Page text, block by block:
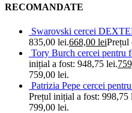
RECOMANDATE
Swarovski cercei
835,00 lei.668,00 leiPrețul
Tory Burch cercei pentru
inițial a fost: 948,75 lei.
759,00 lei.
Patrizia Pepe cercei
Prețul inițial a fost: 998,75
799,00 lei.